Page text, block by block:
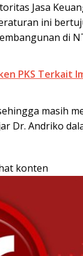
Jasa
ini
di
PKS Terkait
masih
Dr. Andriko
konten